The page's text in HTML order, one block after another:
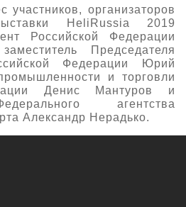
участников, организаторов
HeliRussia 2019
Российской Федерации
Председателя
Федерации Юрий
и торговли
Денис Мантуров и
агентства
Александр Нерадько.